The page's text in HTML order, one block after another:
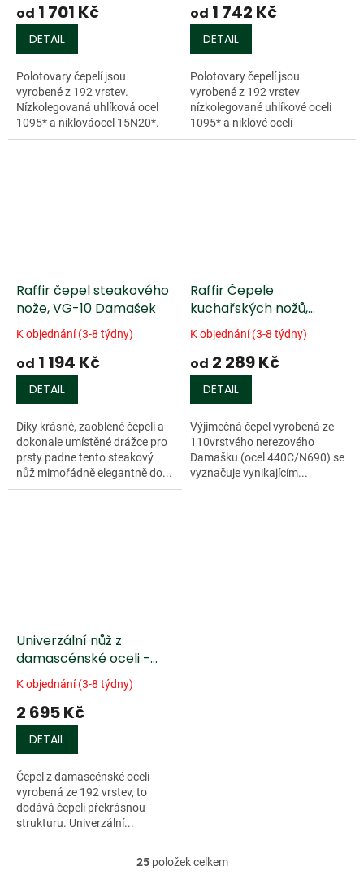
od 1 701 Kč
DETAIL
Polotovary čepelí jsou
vyrobené z 192 vrstev.
Nízkolegovaná uhlíková ocel
1095* a niklováocel 15N20*.
Čepele jsou leptané...
od 1 742 Kč
DETAIL
Polotovary čepelí jsou
vyrobené z 192 vrstev
nízkolegované uhlíkové oceli
1095* a niklové oceli
15N20*.Tzv. "Divoký...
Raffir čepel steakového
nože, VG-10 Damašek
K objednání (3-8 týdny)
od 1 194 Kč
DETAIL
Díky krásné, zaoblené čepeli a
dokonale umístěné drážce pro
prsty padne tento steakový
nůž mimořádně elegantně do...
Raffir Čepele
kuchařských nožů,
damašek, 110 vrstev
K objednání (3-8 týdny)
od 2 289 Kč
DETAIL
Výjimečná čepel vyrobená ze
110vrstvého nerezového
Damašku (ocel 440C/N690) se
vyznačuje vynikajícím...
Univerzální nůž z
damascénské oceli -
náhodný vzor
K objednání (3-8 týdny)
2 695 Kč
DETAIL
Čepel z damascénské oceli
vyrobená ze 192 vrstev, to
dodává čepeli překrásnou
strukturu. Univerzální...
O
25položek celkem